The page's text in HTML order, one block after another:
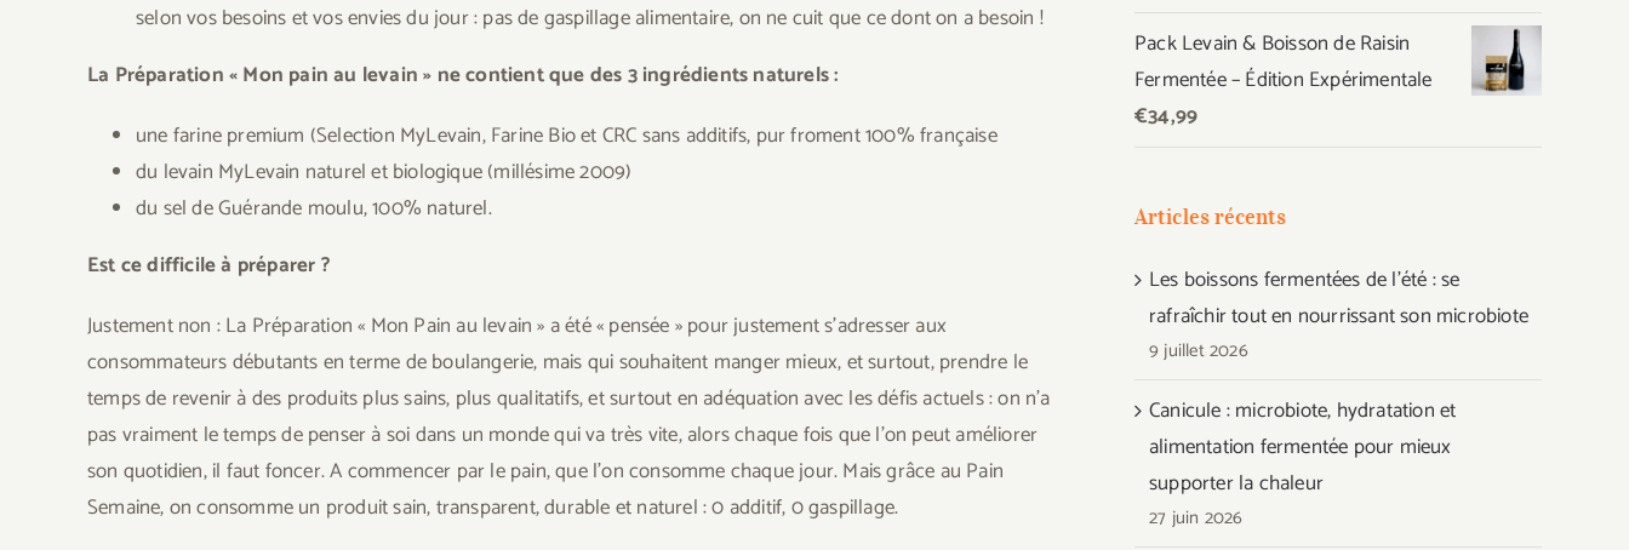
selon vos besoins et vos envies du jour : pas de gaspillage alimentaire, on ne cuit que ce dont on a besoin !
La Préparation « Mon pain au levain » ne contient que des 3 ingrédients naturels :
une farine premium (Selection MyLevain, Farine Bio et CRC sans additifs, pur froment 100% française
du levain MyLevain naturel et biologique (millésime 2009)
du sel de Guérande moulu, 100% naturel.
Est ce difficile à préparer ?
Justement non : La Préparation « Mon Pain au levain » a été « pensée » pour justement s’adresser aux
consommateurs débutants en terme de boulangerie, mais qui souhaitent manger mieux, et surtout, prendre le
temps de revenir à des produits plus sains, plus qualitatifs, et surtout en adéquation avec les défis actuels : on n’a
pas vraiment le temps de penser à soi dans un monde qui va très vite, alors chaque fois que l’on peut améliorer
son quotidien, il faut foncer. A commencer par le pain, que l’on consomme chaque jour. Mais grâce au Pain
Semaine, on consomme un produit sain, transparent, durable et naturel : 0 additif, 0 gaspillage.
Pack Levain & Boisson de Raisin
Fermentée – Édition Expérimentale
€34,99
Articles récents
Les boissons fermentées de l’été : se
rafraîchir tout en nourrissant son microbiote
9 juillet 2026
Canicule : microbiote, hydratation et
alimentation fermentée pour mieux
supporter la chaleur
27 juin 2026